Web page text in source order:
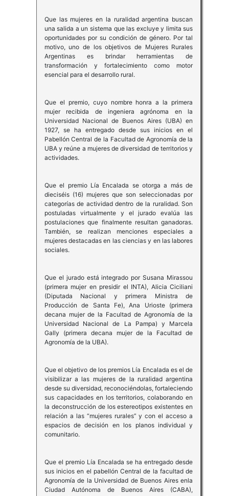
Que las mujeres en la ruralidad argentina buscan
una salida a un sistema que las excluye y limita sus
oportunidades por su condición de género. Por tal
motivo, uno de los objetivos de Mujeres Rurales
Argentinas es brindar herramientas de
transformación y fortalecimiento como motor
esencial para el desarrollo rural.
Que el premio, cuyo nombre honra a la primera
mujer recibida de ingeniera agrónoma en la
Universidad Nacional de Buenos Aires (UBA) en
1927, se ha entregado desde sus inicios en el
Pabellón Central de la Facultad de Agronomía de la
UBA y reúne a mujeres de diversidad de territorios y
actividades.
Que el premio Lía Encalada se otorga a más de
dieciséis (16) mujeres que son seleccionadas por
categorías de actividad dentro de la ruralidad. Son
postuladas virtualmente y el jurado evalúa las
postulaciones que finalmente resultan ganadoras.
También, se realizan menciones especiales a
mujeres destacadas en las ciencias y en las labores
sociales.
Que el jurado está integrado por Susana Mirassou
(primera mujer en presidir el INTA), Alicia Ciciliani
(Diputada Nacional y primera Ministra de
Producción de Santa Fe), Ana Urioste (primera
decana mujer de la Facultad de Agronomía de la
Universidad Nacional de La Pampa) y Marcela
Gally (primera decana mujer de la Facultad de
Agronomía de la UBA).
Que el objetivo de los premios Lía Encalada es el de
visibilizar a las mujeres de la ruralidad argentina
desde su diversidad, reconociéndolas, fortaleciendo
sus capacidades en los territorios, colaborando en
la deconstrucción de los estereotipos existentes en
relación a las “mujeres rurales” y con el acceso a
espacios de decisión en los planos individual y
comunitario.
Que el premio Lía Encalada se ha entregado desde
sus inicios en el pabellón Central de la facultad de
Agronomía de la Universidad de Buenos Aires enla
Ciudad Autónoma de Buenos Aires (CABA),